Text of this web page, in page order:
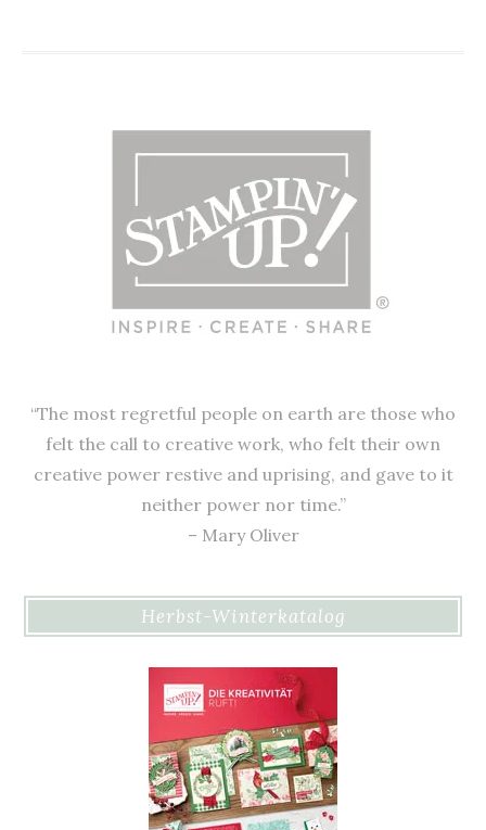
“The most regretful people on earth are those who
felt the call to creative work, who felt their own
creative power restive and uprising, and gave to it
neither power nor time.”
– Mary Oliver
Herbst-Winterkatalog